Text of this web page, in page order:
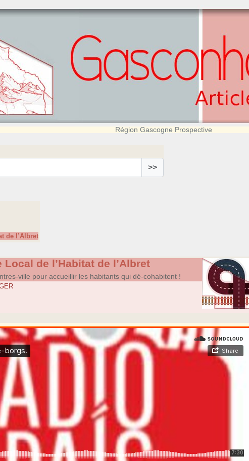
Région Gascogne Prospective
>>
de l’Albret
Local de l’Habitat de l’Albret
ville pour accueillir les habitants qui dé-cohabitent !